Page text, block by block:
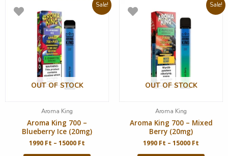
Sale!
OUT OF STOCK
Aroma King
Aroma King 700 –
Blueberry Ice (20mg)
1990 Ft – 15000 Ft
Sale!
OUT OF STOCK
Aroma King
Aroma King 700 – Mixed
Berry (20mg)
1990 Ft – 15000 Ft